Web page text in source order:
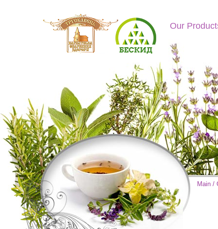
Our
Main /